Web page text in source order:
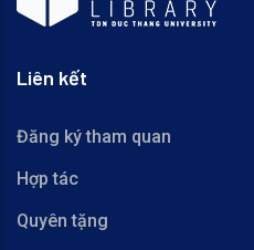
Liên kết
Đăng ký tham quan
Hợp tác
Quyên tặng